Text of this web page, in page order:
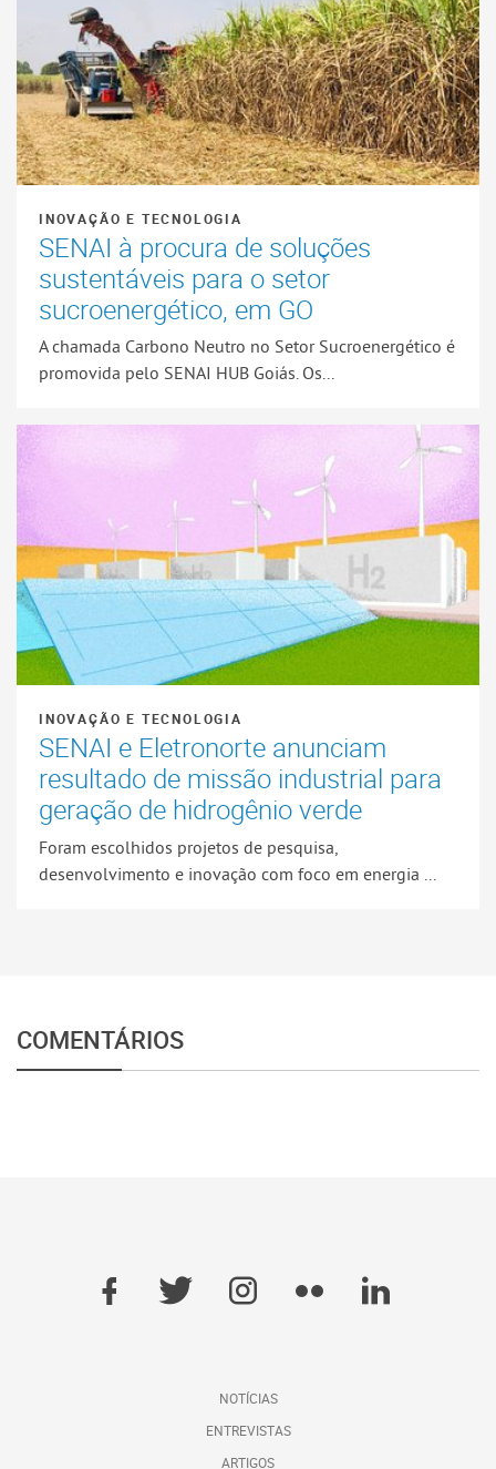
INOVAÇÃO E TECNOLOGIA
SENAI à procura de soluções
sustentáveis para o setor
sucroenergético, em GO
A chamada Carbono Neutro no Setor Sucroenergético é
promovida pelo SENAI HUB Goiás. Os...
INOVAÇÃO E TECNOLOGIA
SENAI e Eletronorte anunciam
resultado de missão industrial para
geração de hidrogênio verde
Foram escolhidos projetos de pesquisa,
desenvolvimento e inovação com foco em energia ...
COMENTÁRIOS
NOTÍCIAS
ENTREVISTAS
ARTIGOS